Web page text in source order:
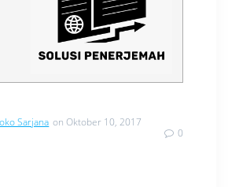
Sarjana on Oktober 10, 2017
0